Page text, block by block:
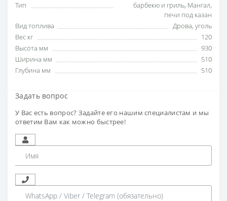
Тип
барбекю и гриль, Мангал,
печи под казан
Вид топлива
Дрова, уголь
Вес кг
120
Высота мм
930
Ширина мм
510
Глубина мм
510
Задать вопрос
У Вас есть вопрос? Задайте его нашим специалистам и мы
ответим Вам как можно быстрее!